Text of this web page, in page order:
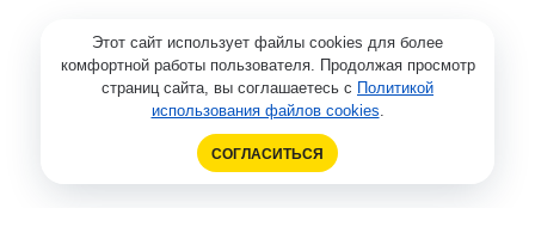
Этот сайт использует файлы cookies для более
комфортной работы пользователя. Продолжая просмотр
страниц сайта, вы соглашаетесь с Политикой
использования файлов cookies.
СОГЛАСИТЬСЯ